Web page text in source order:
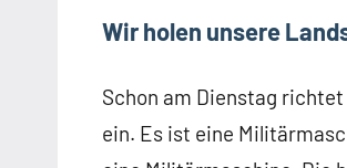
Wir holen unsere
Schon am Dienstag
ein. Es ist eine